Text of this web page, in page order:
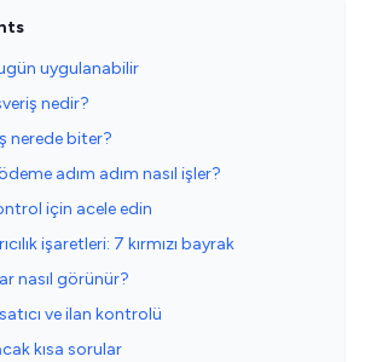
uygulanabilir
nedir?
nerede biter?
adım adım nasıl işler?
için acele edin
işaretleri: 7 kırmızı bayrak
nasıl görünür?
ve ilan kontrolü
kısa sorular